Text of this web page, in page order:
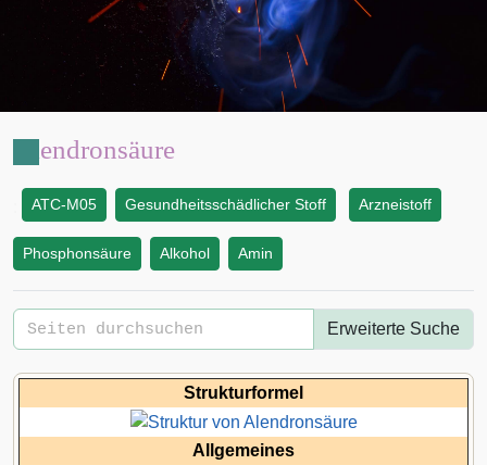
Alendronsäure
ATC-M05 Gesundheitsschädlicher Stoff Arzneistoff
Phosphonsäure Alkohol Amin
Erweiterte Suche
Strukturformel
Allgemeines